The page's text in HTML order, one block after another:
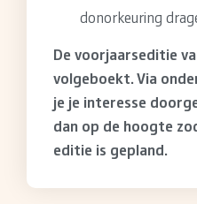
donorkeuring
De voorjaarseditie
volgeboekt. Via
je je interesse
dan op de hoogte
editie is gepland.